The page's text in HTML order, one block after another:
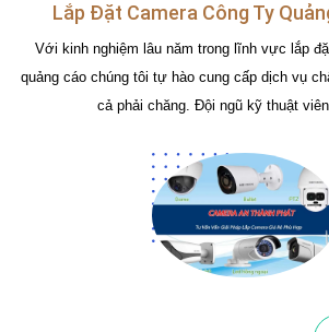
Lắp Đặt Camera Công Ty
Với kinh nghiệm lâu năm trong lĩnh vực lắp
quảng cáo chúng tôi tự hào cung cấp dịch vụ
cả phải chăng. Đội ngũ kỹ thuật